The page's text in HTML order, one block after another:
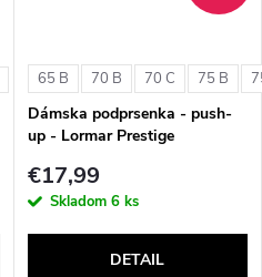
65 B 70 B 70 C 75 B
Dámska podprsenka - push-
up - Lormar Prestige
€17,99
Skladom 6 ks
DETAIL